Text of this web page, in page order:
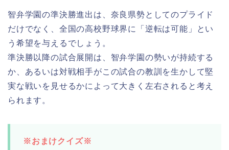
智弁学園の準決勝進出は、奈良県勢としてのプライド
だけでなく、全国の高校野球界に「逆転は可能」とい
う希望を与えるでしょう。
準決勝以降の試合展開は、智弁学園の勢いが持続する
か、あるいは対戦相手がこの試合の教訓を生かして堅
実な戦いを見せるかによって大きく左右されると考え
られます。
※おまけクイズ※